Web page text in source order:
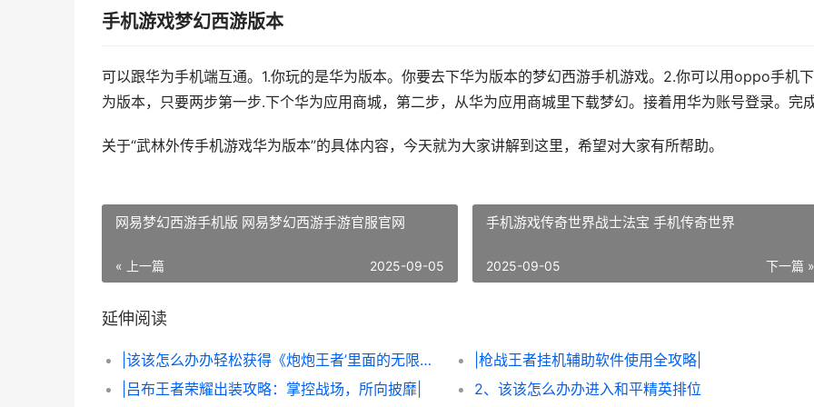
手机游戏梦幻西游版本
可以跟华为手机端互通。1.你玩的是华为版本。你要去下华为版本的梦幻西游手机游戏。2.你可以用oppo手机
为版本，只要两步第一步.下个华为应用商城，第二步，从华为应用商城里下载梦幻。接着用华为账号登录。完
关于“武林外传手机游戏华为版本”的具体内容，今天就为大家讲解到这里，希望对大家有所帮助。
网易梦幻西游手机版 网易梦幻西游手游官服官网
« 上一篇 2025-09-05
手机游戏传奇世界战士法宝 手机传奇世界
下一篇 »
2025-09-05
延伸阅读
|该该怎么办办轻松获得《炮炮王者’里面的无限金币和星星|
|枪战王者挂机辅助软件使用全攻略|
|吕布王者荣耀出装攻略：掌控战场，所向披靡|
2、该该怎么办办进入和平精英排位